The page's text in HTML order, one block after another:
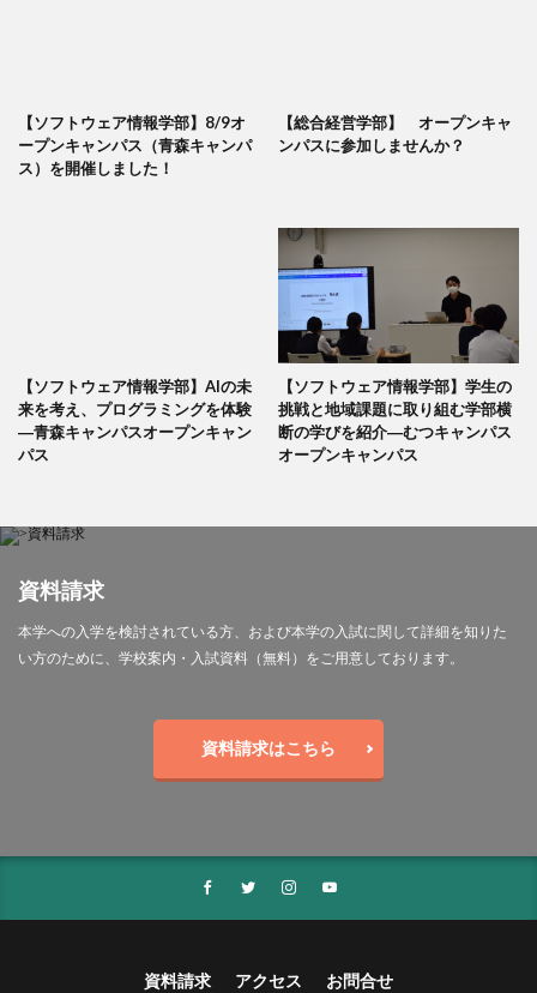
【ソフトウェア情報学部】8/9オ
ープンキャンパス（青森キャンパ
ス）を開催しました！
【総合経営学部】 オープンキャ
ンパスに参加しませんか？
【ソフトウェア情報学部】AIの未
来を考え、プログラミングを体験
―青森キャンパスオープンキャン
パス
【ソフトウェア情報学部】学生の
挑戦と地域課題に取り組む学部横
断の学びを紹介―むつキャンパス
オープンキャンパス
資料請求
本学への入学を検討されている方、および本学の入試に関して詳細を知りた
い方のために、学校案内・入試資料（無料）をご用意しております。
資料請求はこちら
資料請求 アクセス お問合せ